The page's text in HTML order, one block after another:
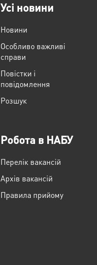
Усі новини
Новини
Особливо важливі
справи
Повістки і
повідомлення
Розшук
Робота в НАБУ
Перелік вакансій
Архів вакансій
Правила прийому